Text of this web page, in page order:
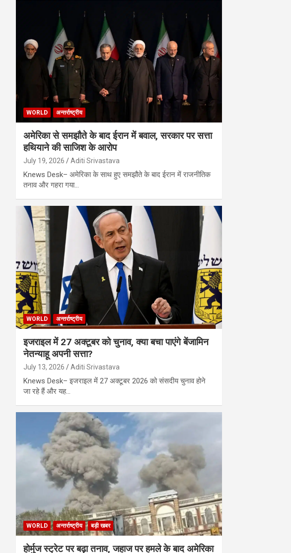
WORLD अन्तर्राष्ट्रीय
अमेरिका से समझौते के बाद ईरान में बवाल, सरकार पर सत्ता
हथियाने की साजिश के आरोप
July 19, 2026 Aditi Srivastava
Knews Desk– अमेरिका के साथ हुए समझौते के बाद ईरान में राजनीतिक
तनाव और गहरा गया…
WORLD अन्तर्राष्ट्रीय
इजराइल में 27 अक्टूबर को चुनाव, क्या बचा पाएंगे बेंजामिन
नेतन्याहू अपनी सत्ता?
July 13, 2026 Aditi Srivastava
Knews Desk– इजराइल में 27 अक्टूबर 2026 को संसदीय चुनाव होने
जा रहे हैं और यह…
WORLD अन्तर्राष्ट्रीय बड़ी खबर
होर्मुज स्ट्रेट पर बढ़ा तनाव, जहाज पर हमले के बाद अमेरिका